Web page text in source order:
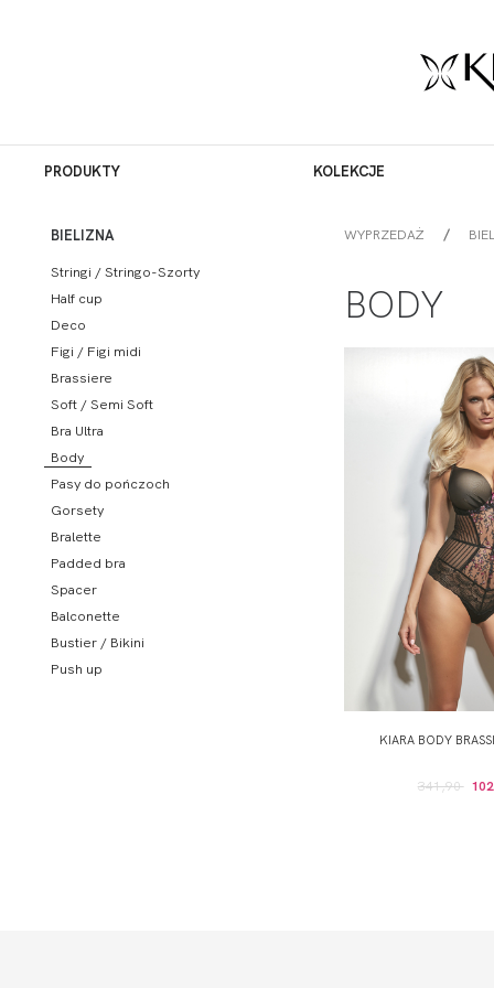
PRODUKTY KOLEKCJE
BIELIZNA
Stringi / Stringo-Szorty
Half cup
Deco
Figi / Figi midi
Brassiere
Soft / Semi Soft
Bra Ultra
Body
Pasy do pończoch
Gorsety
Bralette
Padded bra
Spacer
Balconette
Bustier / Bikini
Push up
WYPRZEDAŻ
BODY
KIARA BODY
341,90